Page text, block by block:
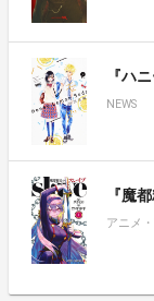
『ハ
NEWS
『魔
アニメ